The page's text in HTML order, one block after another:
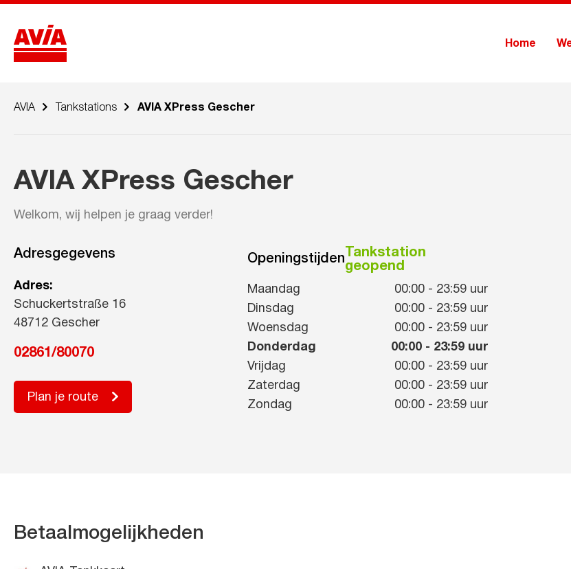
Home
AVIA Tankstations AVIA XPress Gescher
AVIA XPress Gescher
Welkom, wij helpen je graag verder!
Adresgegevens
Adres:
Schuckertstraße 16
48712 Gescher
02861/80070
Plan je route
Openingstijden
Tankstation
geopend
Maandag 00:00 - 23:59 uur
Dinsdag
00:00 - 23:59 uur
Woensdag
00:00 - 23:59 uur
Donderdag
00:00 - 23:59 uur
Vrijdag
00:00 - 23:59 uur
Zaterdag
00:00 - 23:59 uur
Zondag
00:00 - 23:59 uur
Betaalmogelijkheden